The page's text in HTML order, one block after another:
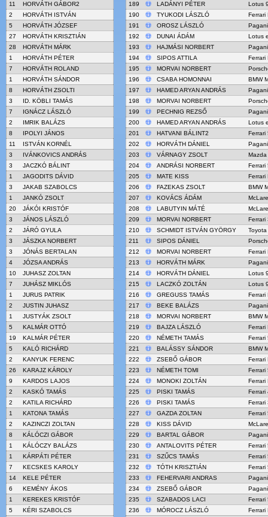
11
HORVÁTH GÁBOR2
2
HORVÁTH ISTVÁN
5
HORVÁTH JÓZSEF
27
HORVÁTH KRISZTIÁN
28
HORVÁTH MÁRK
1
HORVÁTH PÉTER
7
HORVÁTH ROLAND
1
HORVÁTH SÁNDOR
8
HORVÁTH ZSOLTI
3
ID. KÖBLI TAMÁS
7
IGNÁCZ LÁSZLÓ
2
IMRIK BALÁZS
8
IPOLYI JÁNOS
11
ISTVÁN KORNÉL
3
IVÁNKOVICS ANDRÁS
3
JACZKÓ BÁLINT
1
JAGODITS DÁVID
3
JAKAB SZABOLCS
1
JANKÓ ZSOLT
20
JÁKÓI KRISTÓF
3
JÁNOS LÁSZLÓ
2
JÁRÓ GYULA
3
JÁSZKA NORBERT
3
JÓNÁS BERTALAN
4
JÓZSA ANDRÁS
10
JUHASZ ZOLTAN
7
JUHÁSZ MIKLÓS
1
JURUS PATRIK
2
JUSTIN JUHASZ
1
JUSTYÁK ZSOLT
5
KALMÁR OTTÓ
19
KALMÁR PÉTER
5
KALÓ RICHÁRD
2
KANYUK FERENC
26
KARAJZ KÁROLY
9
KARDOS LAJOS
2
KASKÓ TAMÁS
2
KATILA RICHÁRD
1
KATONA TAMÁS
2
KAZINCZI ZOLTAN
8
KÁLÓCZI GÁBOR
1
KÁLÓCZY BALÁZS
1
KÁRPÁTI PÉTER
7
KECSKES KAROLY
14
KELE PÉTER
6
KEMÉNY ÁKOS
1
KEREKES KRISTÓF
5
KÉRI SZABOLCS
189 LADÁNYI PÉTER
Lotus
190
TYUKODI LÁSZLÓ
Ferrari
191
OROSZ LÁSZLÓ
192
DUNAI ÁDÁM
Lotus
193
HAJMÁSI NORBERT
194
SIPOS ATTILA
Ferrari
195
MORVAI NORBERT
196
CSABA HOMONNAI
BMW
197
HAMED ARYAN ANDRÁS
198
MORVAI NORBERT
199
PECHNIG REZSŐ
200
HAMED ARYAN ANDRÁS
Lotus
201
HATVANI BÁLINT2
Ferrari
202
HORVÁTH DÁNIEL
203
VÁRNAGY ZSOLT
204
ANDRÁSI NORBERT
Ferrari
205
MATE KISS
Ferrari
206
FAZEKAS ZSOLT
BMW
207
KOVÁCS ÁDÁM
208
LABUTYIN MÁTÉ
209
MORVAI NORBERT
Ferrari
210
SCHMIDT ISTVÁN GYÖRGY
211
SIPOS DÁNIEL
212
MORVAI NORBERT
Ferrari
213
HORVÁTH MÁRK
214
HORVÁTH DÁNIEL
Lotus
215
LACZKÓ ZOLTÁN
Lotus
216
GREGUSS TAMÁS
Ferrari
217
BEKE BALÁZS
218
MORVAI NORBERT
BMW
219
BAJZA LÁSZLÓ
Ferrari
220
NÉMETH TAMÁS
Ferrari
221
BALÁSSY SÁNDOR
BMW
222
ZSEBŐ GÁBOR
Ferrari
223
NÉMETH TOMI
Ferrari
224
MONOKI ZOLTÁN
Ferrari
225
PISKI TAMÁS
Ferrari
226
PISKI TAMÁS
Ferrari
227
GAZDA ZOLTAN
Ferrari
228
KISS DÁVID
229
BARTAL GÁBOR
230
ANTALOVITS PÉTER
Ferrari
231
SZŰCS TAMÁS
Ferrari
232
TÓTH KRISZTIÁN
Ferrari
233
FEHERVARI ANDRAS
234
ZSEBŐ GÁBOR
235
SZABADOS LACI
Ferrari
236
MÓROCZ LÁSZLÓ
Ferrari